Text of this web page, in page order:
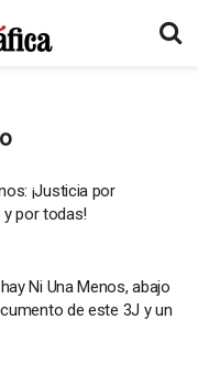
¡Justicia por
y por todas!
Ni Una Menos, abajo
de este 3J y un